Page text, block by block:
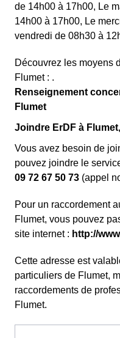
de 14h00 à 17h00, Le
14h00 à 17h00, Le
vendredi de 08h30 à
Découvrez les moyens
Flumet : .
Renseignement
Flumet
Joindre ErDF à
Vous avez besoin de
pouvez joindre le
09 72 67 50 73 (appel
Pour un raccordement
Flumet, vous pouvez
site internet : http://
Cette adresse est
particuliers de Flumet,
raccordements de
Flumet.